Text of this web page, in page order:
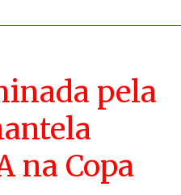
pela
na Copa